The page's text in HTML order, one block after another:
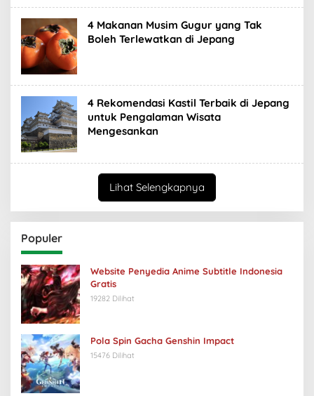
4 Makanan Musim Gugur yang Tak
Boleh Terlewatkan di Jepang
4 Rekomendasi Kastil Terbaik di Jepang
untuk Pengalaman Wisata
Mengesankan
Lihat Selengkapnya
Populer
Website Penyedia Anime Subtitle Indonesia
Gratis
19282 Dilihat
Pola Spin Gacha Genshin Impact
15476 Dilihat